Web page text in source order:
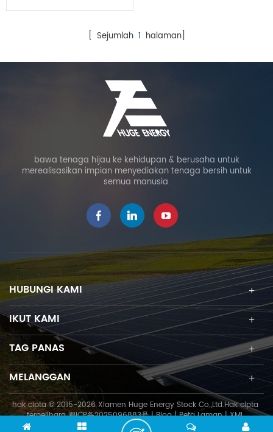
[ Sejumlah 1 halaman]
bawa tenaga hijau ke kehidupan & berusaha untuk
merealisasikan impian menyediakan tenaga bersih untuk
semua manusia.
HUBUNGI KAMI
IKUT KAMI
TAG PANAS
MELANGGAN
hak cipta © 2015-2026 Xiamen Huge Energy Stock Co.,Ltd.Hak cipta
terpelihara闽ICP备2025096883号|Blog|Peta Laman|XML